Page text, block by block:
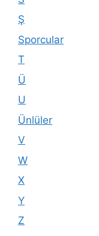
Ş
Sporcular
T
Ü
U
Ünlüler
V
W
X
Y
Z